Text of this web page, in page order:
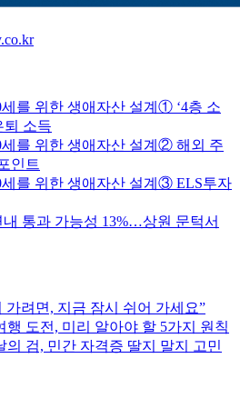
를 위한 생애자산 설계① ‘4층 소
퇴 소득
를 위한 생애자산 설계② 해외 주
인트
를 위한 생애자산 설계③ ELS투자
통과 가능성 13%…상원 문턱서
가려면, 지금 잠시 쉬어 가세요”
행 도전, 미리 알아야 할 5가지 원칙
의 검, 민간 자격증 딸지 말지 고민